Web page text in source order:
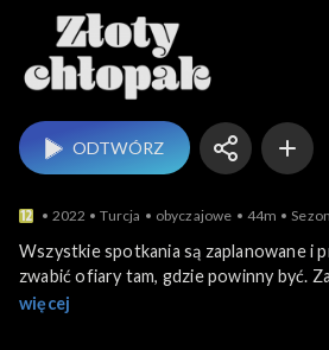
ODTWÓRZ
2022 Turcja obyczajowe 44m
Wszystkie spotkania są zaplanowane i
zwabić ofiary tam, gdzie powinny być.
jedna osoba. Ferit wreszcie odzyskuje
więcej